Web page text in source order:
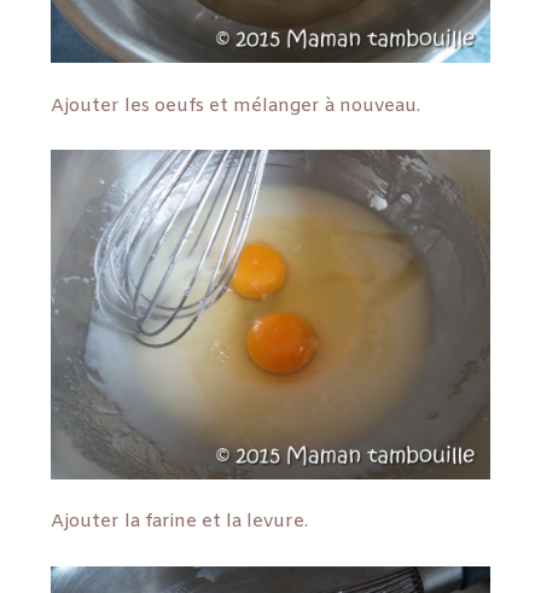
Ajouter les oeufs et mélanger à nouveau.
Ajouter la farine et la levure.